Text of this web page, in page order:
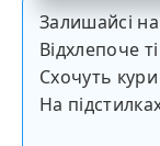
Залишайсі на
Відхлепоче
Схочуть
На